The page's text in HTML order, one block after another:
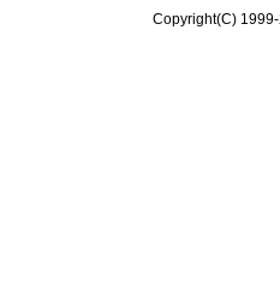
Copyright(C)